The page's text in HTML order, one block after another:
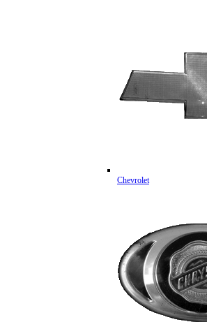
Chevrolet